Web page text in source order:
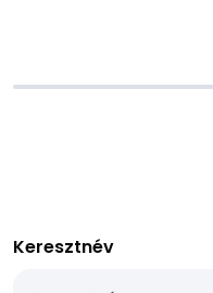
Keresztnév